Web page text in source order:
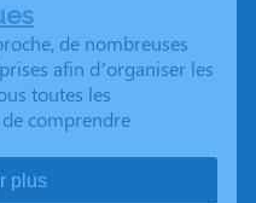
de nombreuses
afin d’organiser les
toutes les
comprendre
plus